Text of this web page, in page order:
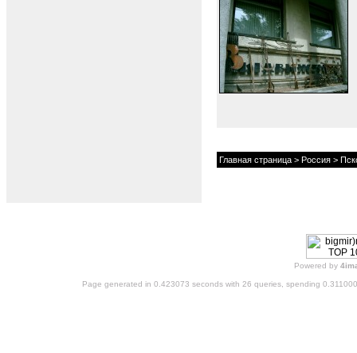
Главная страница > Россия >
Powered by
Page generated in 0.423073 seconds with 26 queries, spending